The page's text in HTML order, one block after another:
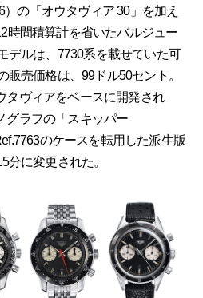
の「オウタヴィア 30」を加え
時間積算計を省いたバルジュー
デルは、7730系を載せていた可
販売価格は、99ドル50セント。
タヴィアをベースに開発され
グラフの「スキッパー
のケースを転用した派生版
分に変更された。